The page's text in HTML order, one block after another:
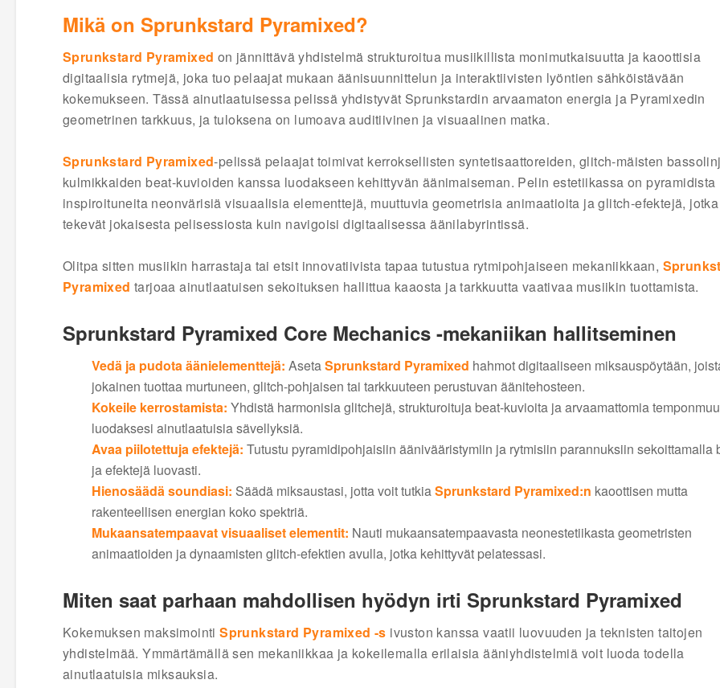
Mikä on Sprunkstard Pyramixed?
Sprunkstard Pyramixed on jännittävä yhdistelmä strukturoitua musiikillista monimutkaisuutta ja kaoottisia
digitaalisia rytmejä, joka tuo pelaajat mukaan äänisuunnittelun ja interaktiivisten lyöntien sähköistävään
kokemukseen. Tässä ainutlaatuisessa pelissä yhdistyvät Sprunkstardin arvaamaton energia ja Pyramixedin
geometrinen tarkkuus, ja tuloksena on lumoava auditiivinen ja visuaalinen matka.
Sprunkstard Pyramixed-pelissä pelaajat toimivat kerroksellisten syntetisaattoreiden, glitch-mäisten
kulmikkaiden beat-kuvioiden kanssa luodakseen kehittyvän äänimaiseman. Pelin estetiikassa on pyramidista
inspiroituneita neonvärisiä visuaalisia elementtejä, muuttuvia geometrisia animaatioita ja glitch-efektejä, jotka
tekevät jokaisesta pelisessiosta kuin navigoisi digitaalisessa äänilabyrintissä.
Olitpa sitten musiikin harrastaja tai etsit innovatiivista tapaa tutustua rytmipohjaiseen mekaniikkaan,
Pyramixed tarjoaa ainutlaatuisen sekoituksen hallittua kaaosta ja tarkkuutta vaativaa musiikin tuottamista.
Sprunkstard Pyramixed Core Mechanics -mekaniikan hallitseminen
Vedä ja pudota äänielementtejä: AsetaSprunkstard Pyramixed hahmot digitaaliseen miksauspöytään,
jokainen tuottaa murtuneen, glitch-pohjaisen tai tarkkuuteen perustuvan äänitehosteen.
Kokeile kerrostamista: Yhdistä harmonisia glitchejä, strukturoituja beat-kuvioita ja arvaamattomia
luodaksesi ainutlaatuisia sävellyksiä.
Avaa piilotettuja efektejä: Tutustu pyramidipohjaisiin äänivääristymiin ja rytmisiin parannuksiin sekoittamalla
ja efektejä luovasti.
Hienosäädä soundiasi: Säädä miksaustasi, jotta voit tutkiaSprunkstard Pyramixed:n kaoottisen mutta
rakenteellisen energian koko spektriä.
Mukaansatempaavat visuaaliset elementit: Nauti mukaansatempaavasta neonestetiikasta geometristen
animaatioiden ja dynaamisten glitch-efektien avulla, jotka kehittyvät pelatessasi.
Miten saat parhaan mahdollisen hyödyn irti Sprunkstard Pyramixed
Kokemuksen maksimointiSprunkstard Pyramixed -s ivuston kanssa vaatii luovuuden ja teknisten taitojen
yhdistelmää. Ymmärtämällä sen mekaniikkaa ja kokeilemalla erilaisia ääniyhdistelmiä voit luoda todella
ainutlaatuisia miksauksia.